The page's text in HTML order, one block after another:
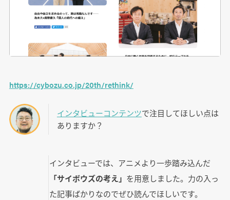
https://cybozu.co.jp/20th/rethink/
インタビューコンテンツで注目してほしい点は
ありますか？
インタビューでは、アニメより一歩踏み込んだ
「サイボウズの考え」 を用意しました。力の入っ
た記事ばかりなのでぜひ読んでほしいです。